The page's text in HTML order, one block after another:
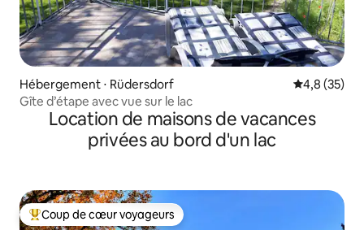
Hébergement ⋅ Rüdersdorf Évaluation
4,8 (35)
Gîte d’étape avec vue sur le lac
Location de maisons de vacances
privées au bord d'un lac
Coups de cœur voyageurs les plus appréciés
Coup de cœur voyageurs